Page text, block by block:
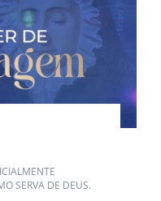
SERVA DE DEUS.